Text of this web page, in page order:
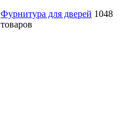
Фурнитура для дверей 1048
товаров